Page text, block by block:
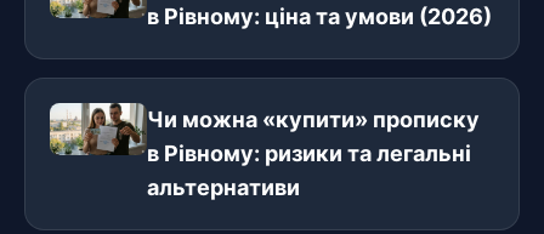
в Рівному: ціна та умови (2026)
Чи можна «купити» прописку
в Рівному: ризики та легальні
альтернативи